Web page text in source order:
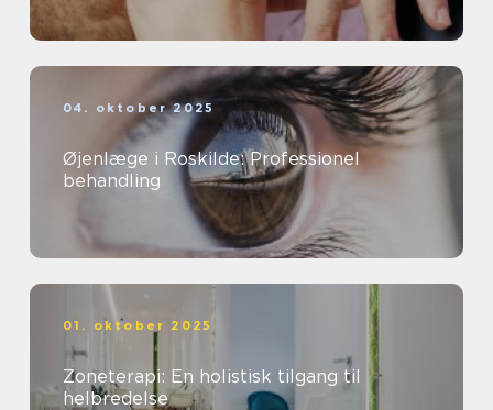
04. oktober 2025
Øjenlæge i Roskilde: Professionel
behandling
01. oktober 2025
Zoneterapi: En holistisk tilgang til
helbredelse